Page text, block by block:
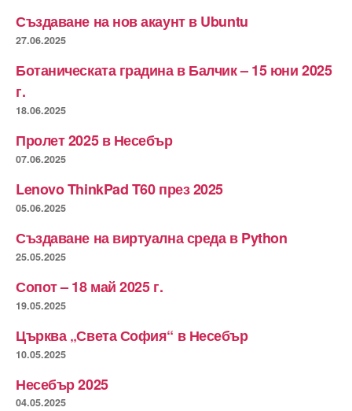
Създаване на нов акаунт в Ubuntu
27.06.2025
Ботаническата градина в Балчик – 15 юни 2025
г.
18.06.2025
Пролет 2025 в Несебър
07.06.2025
Lenovo ThinkPad T60 през 2025
05.06.2025
Създаване на виртуална среда в Python
25.05.2025
Сопот – 18 май 2025 г.
19.05.2025
Църква „Света София“ в Несебър
10.05.2025
Несебър 2025
04.05.2025